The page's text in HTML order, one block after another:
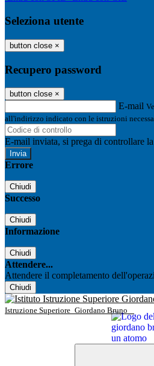
Seleziona utente
button close ×
Recupero password
button close ×
E-mail
all'indirizzo indicato con le istruzioni
E-mail inviata, si prega di controllare
Errore
Chiudi
Successo
Chiudi
Informazione
Chiudi
Attendere...
Attendere il completamento
Chiudi
Istruzione Superiore Giordano Bruno